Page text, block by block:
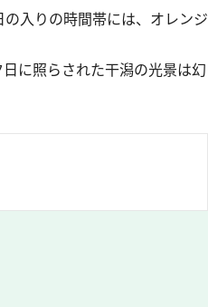
入りの時間帯には、オレンジ
に照らされた干潟の光景は幻